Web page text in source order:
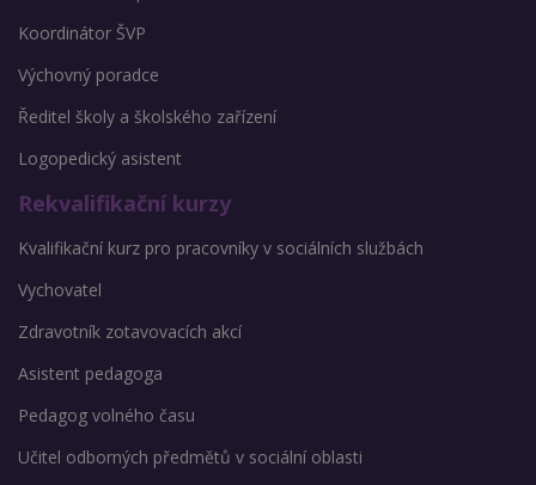
Koordinátor ŠVP
Výchovný poradce
Ředitel školy a školského zařízení
Logopedický asistent
Rekvalifikační kurzy
Kvalifikační kurz pro pracovníky v sociálních službách
Vychovatel
Zdravotník zotavovacích akcí
Asistent pedagoga
Pedagog volného času
Učitel odborných předmětů v sociální oblasti